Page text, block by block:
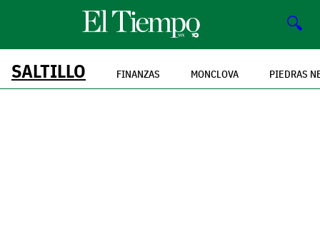
🔍
SALTILLO FINANZAS MONCLOVA PIEDRAS